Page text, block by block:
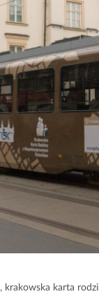
, krakowska karta